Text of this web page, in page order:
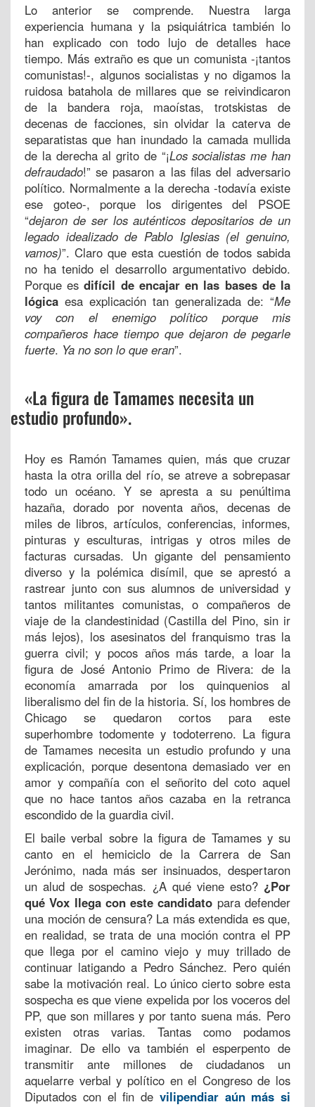
Lo anterior se comprende. Nuestra larga
experiencia humana y la psiquiátrica también lo
han explicado con todo lujo de detalles hace
tiempo. Más extraño es que un comunista -¡tantos
comunistas!-, algunos socialistas y no digamos la
ruidosa batahola de millares que se reivindicaron
de la bandera roja, maoístas, trotskistas de
decenas de facciones, sin olvidar la caterva de
separatistas que han inundado la camada mullida
de la derecha al grito de “¡Los socialistas me han
defraudado!” se pasaron a las filas del adversario
político. Normalmente a la derecha -todavía existe
ese goteo-, porque los dirigentes del PSOE
“dejaron de ser los auténticos depositarios de un
legado idealizado de Pablo Iglesias (el genuino,
vamos)”. Claro que esta cuestión de todos sabida
no ha tenido el desarrollo argumentativo debido.
Porque esdifícil de encajar en las bases de la
lógica esa explicación tan generalizada de: “Me
voy con el enemigo político porque mis
compañeros hace tiempo que dejaron de pegarle
fuerte. Ya no son lo que eran”.
«La figura de Tamames necesita un
estudio profundo».
Hoy es Ramón Tamames quien, más que cruzar
hasta la otra orilla del río, se atreve a sobrepasar
todo un océano. Y se apresta a su penúltima
hazaña, dorado por noventa años, decenas de
miles de libros, artículos, conferencias, informes,
pinturas y esculturas, intrigas y otros miles de
facturas cursadas. Un gigante del pensamiento
diverso y la polémica disímil, que se aprestó a
rastrear junto con sus alumnos de universidad y
tantos militantes comunistas, o compañeros de
viaje de la clandestinidad (Castilla del Pino, sin ir
más lejos), los asesinatos del franquismo tras la
guerra civil; y pocos años más tarde, a loar la
figura de José Antonio Primo de Rivera: de la
economía amarrada por los quinquenios al
liberalismo del fin de la historia. Sí, los hombres de
Chicago se quedaron cortos para este
superhombre todomente y todoterreno. La figura
de Tamames necesita un estudio profundo y una
explicación, porque desentona demasiado ver en
amor y compañía con el señorito del coto aquel
que no hace tantos años cazaba en la retranca
escondido de la guardia civil.
El baile verbal sobre la figura de Tamames y su
canto en el hemiciclo de la Carrera de San
Jerónimo, nada más ser insinuados, despertaron
un alud de sospechas. ¿A qué viene esto? ¿Por
qué Vox llega con este candidato para defender
una moción de censura? La más extendida es que,
en realidad, se trata de una moción contra el PP
que llega por el camino viejo y muy trillado de
continuar latigando a Pedro Sánchez. Pero quién
sabe la motivación real. Lo único cierto sobre esta
sospecha es que viene expelida por los voceros del
PP, que son millares y por tanto suena más. Pero
existen otras varias. Tantas como podamos
imaginar. De ello va también el esperpento de
transmitir ante millones de ciudadanos un
aquelarre verbal y político en el Congreso de los
Diputados con el fin de vilipendiar aún más si